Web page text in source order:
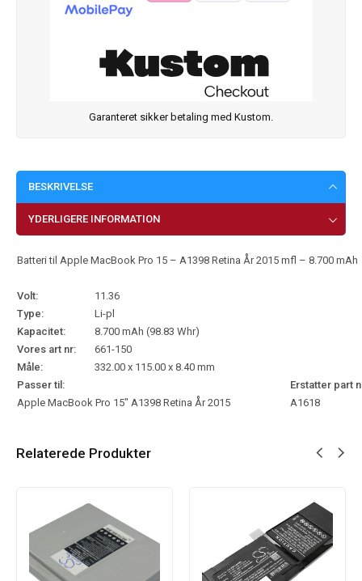
Garanteret sikker betaling med Kustom.
BESKRIVELSE
YDERLIGERE INFORMATION
Batteri til Apple MacBook Pro 15 – A1398 Retina År 2015 mfl – 8.700 mAh
Volt:
11.36
Type:
Li-pl
Kapacitet:
8.700 mAh (98.83 Whr)
Vores art nr:
661-150
Måle:
332.00 x 115.00 x 8.40 mm
Passer til:
Erstatter part
Apple MacBook Pro 15″ A1398 Retina År 2015
A1618
Relaterede Produkter